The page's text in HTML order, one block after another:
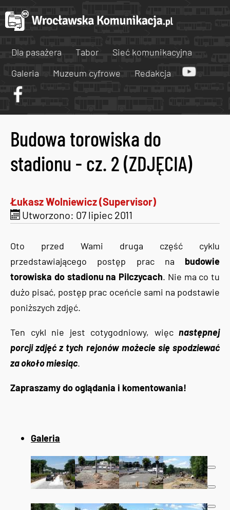
Dla pasażera Tabor
Sieć komunikacyjna
Galeria
Muzeum cyfrowe Redakcja
Budowa torowiska do
stadionu - cz. 2 (ZDJĘCIA)
Łukasz Wolniewicz (Supervisor)
Utworzono: 07 lipiec 2011
Oto przed Wami druga część cyklu
przedstawiającego postęp prac na budowie
torowiska do stadionu na Pilczycach. Nie ma co tu
dużo pisać, postęp prac oceńcie sami na podstawie
poniższych zdjęć.
Ten cykl nie jest cotygodniowy, więc następnej
porcji zdjęć z tych rejonów możecie się spodziewać
za około miesiąc.
Zapraszamy do oglądania i komentowania!
Galeria